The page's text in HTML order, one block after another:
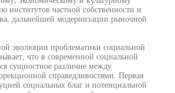
институтов частной собственности и
дальнейшей модернизации рыночной
эволюции проблематики социальной
что в современной социальной
сущностное различие между
справедливостями. Первая
социальных благ и потенциальной